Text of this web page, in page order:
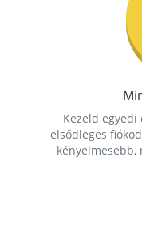
Kezeld
elsődleges
kényelmesebb,